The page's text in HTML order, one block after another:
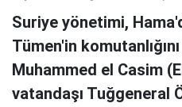
Suriye yönetimi,
Tümen'in
Muhammed el Casim
vatandaşı Tuğgeneral